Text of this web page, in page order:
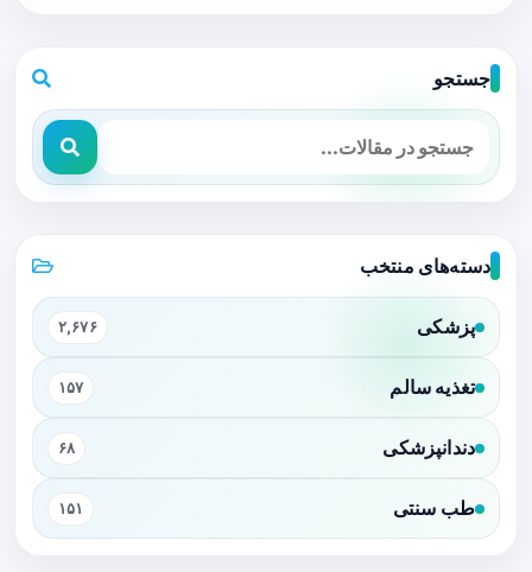
جستجو
دسته‌های منتخب
پزشکی ۲,۶۷۶
تغذیه سالم ۱۵۷
دندانپزشکی ۶۸
طب سنتی ۱۵۱